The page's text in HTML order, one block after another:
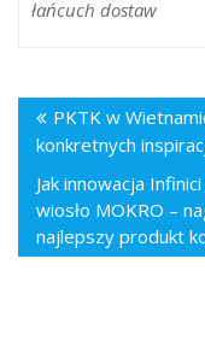
łańcuch dostaw
PKTK w
konkretnych
Jak innowacja
wiosło MOKRO –
najlepszy produkt